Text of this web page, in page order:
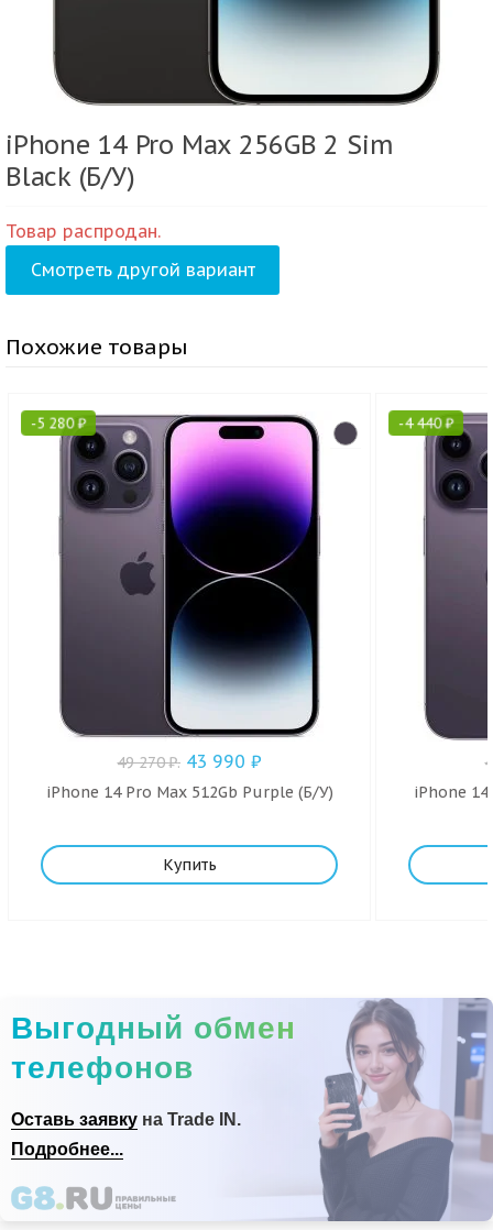
iPhone 14 Pro Max 256GB 2 Sim
Black (Б/У)
Товар распродан.
Смотреть другой вариант
Похожие товары
-5 280₽
49 270₽. 43 990 ₽
iPhone 14 Pro Max 512Gb Purple (Б/У)
Купить
-4 440₽
iPhone
Выгодный обмен
телефонов
Оставь заявку на Trade IN.
Подробнее...